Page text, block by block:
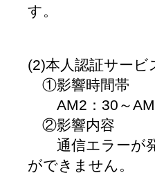
す。
(2)本人認証サー
①影響時間帯
AM2：30～
②影響内容
通信エラーが発
ができません。